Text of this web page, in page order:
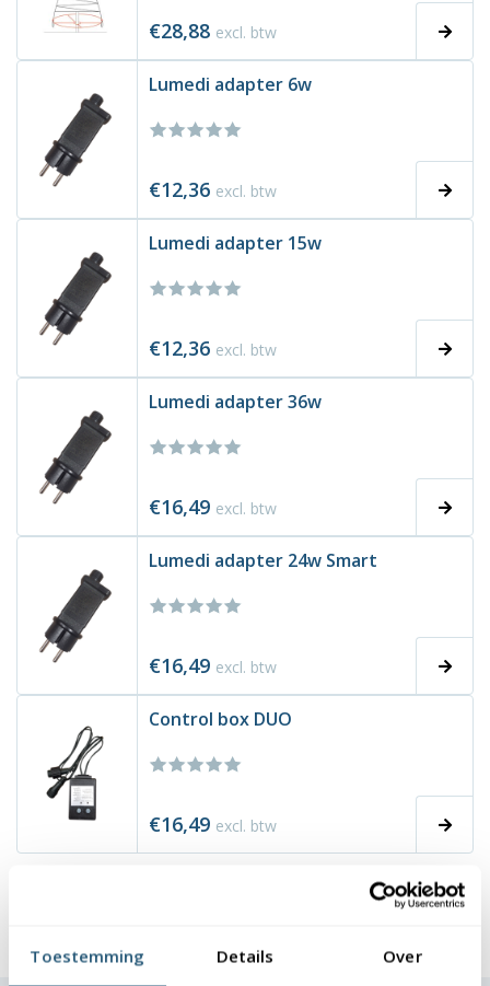
Toestemming Details Over
€28,88 excl. btw
Lumedi adapter 6w
€12,36 excl. btw
Lumedi adapter 15w
€12,36 excl. btw
Lumedi adapter 36w
€16,49 excl. btw
Lumedi adapter 24w Smart
€16,49 excl. btw
Control box DUO
€16,49 excl. btw